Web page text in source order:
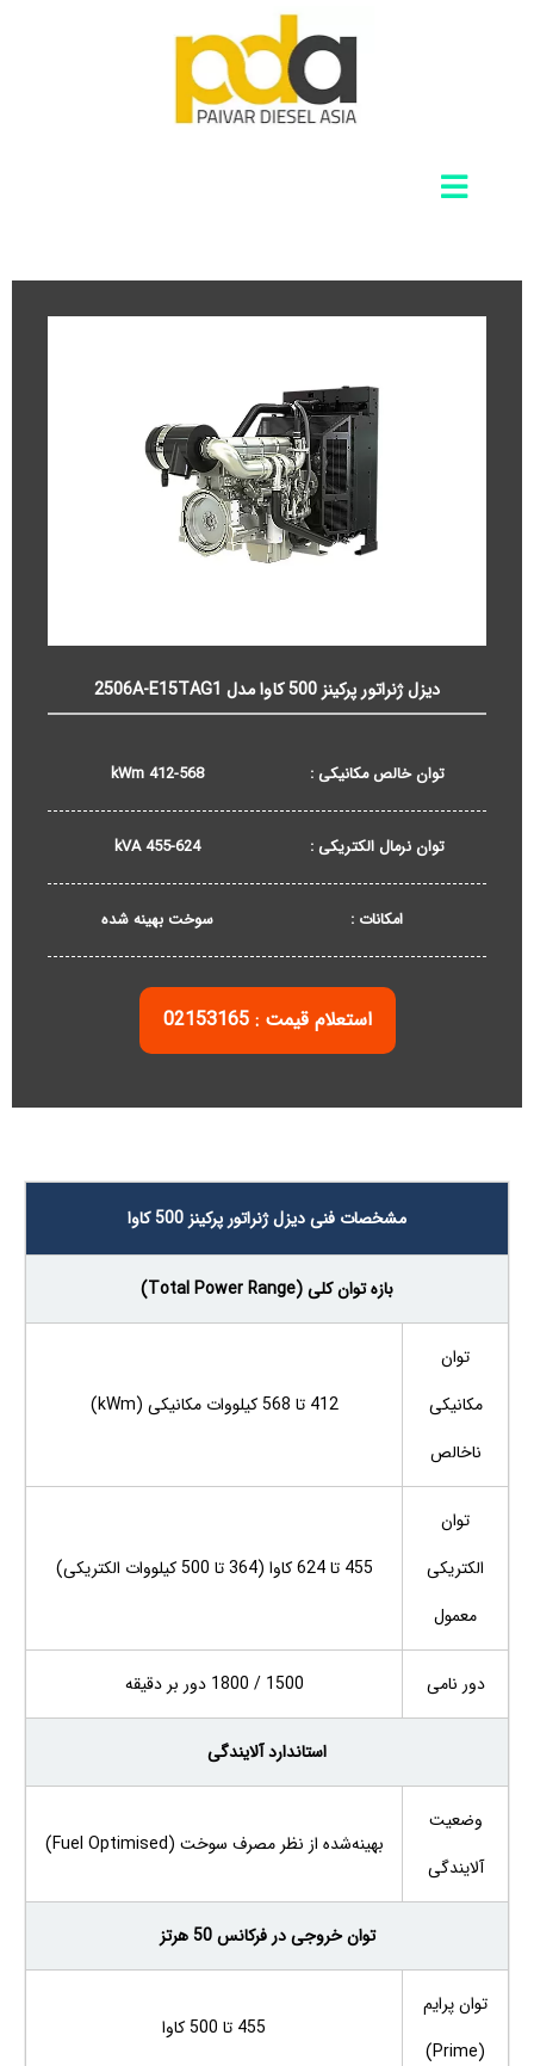
دیزل ژنراتور پرکینز 500 کاوا مدل 2506A-E15TAG1
توان خالص مکانیکی : 412-568 kWm
توان نرمال الکتریکی : 455-624 kVA
امکانات : سوخت بهینه شده
استعلام قیمت : 02153165
مشخصات فنی دیزل ژنراتور پرکینز 500 کاوا
بازه توان کلی (Total Power Range)
توان
مکانیکی
ناخالص
412 تا 568 کیلووات مکانیکی (kWm)
توان
الکتریکی
معمول
455 تا 624 کاوا (364 تا 500 کیلووات الکتریکی)
دور نامی 1500 / 1800 دور بر دقیقه
استاندارد آلایندگی
وضعیت
آلایندگی
بهینه‌شده از نظر مصرف سوخت (Fuel Optimised)
توان خروجی در فرکانس 50 هرتز
توان پرایم
(Prime)
455 تا 500 کاوا